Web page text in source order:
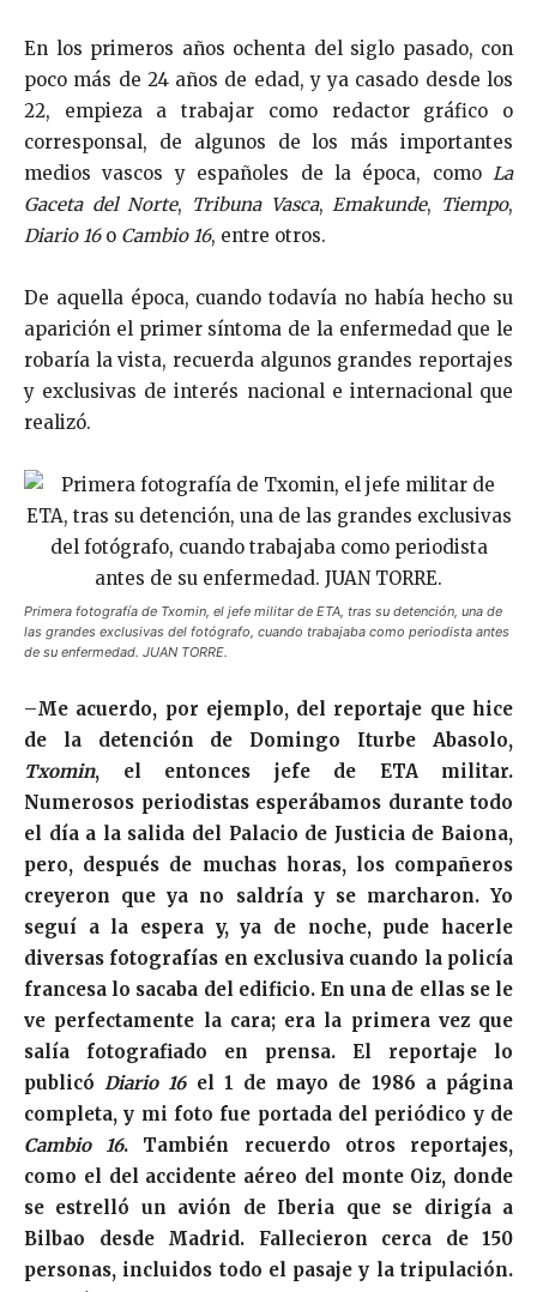
En los primeros años ochenta del siglo pasado, con
poco más de 24 años de edad, y ya casado desde los
22, empieza a trabajar como redactor gráfico o
corresponsal, de algunos de los más importantes
medios vascos y españoles de la época, como La
Gaceta del Norte, Tribuna Vasca,Emakunde, Tiempo,
Diario 16o Cambio 16, entre otros.
De aquella época, cuando todavía no había hecho su
aparición el primer síntoma de la enfermedad que le
robaría la vista, recuerda algunos grandes reportajes
y exclusivas de interés nacional e internacional que
realizó.
Primera fotografía de Txomin, el jefe militar de ETA, tras su detención, una de
las grandes exclusivas del fotógrafo, cuando trabajaba como periodista antes
de su enfermedad. JUAN TORRE.
–Me acuerdo, por ejemplo, del reportaje que hice
de la detención de Domingo Iturbe Abasolo,
Txomin, el entonces jefe de ETA militar.
Numerosos periodistas esperábamos durante todo
el día a la salida del Palacio de Justicia de Baiona,
pero, después de muchas horas, los compañeros
creyeron que ya no saldría y se marcharon. Yo
seguí a la espera y, ya de noche, pude hacerle
diversas fotografías en exclusiva cuando la policía
francesa lo sacaba del edificio. En una de ellas se le
ve perfectamente la cara; era la primera vez que
salía fotografiado en prensa. El reportaje lo
publicóDiario 16el 1 de mayo de 1986 a página
completa, y mi foto fue portada del periódico y de
Cambio 16. También recuerdo otros reportajes,
como el del accidente aéreo del monte Oiz, donde
se estrelló un avión de Iberia que se dirigía a
Bilbao desde Madrid. Fallecieron cerca de 150
personas, incluidos todo el pasaje y la tripulación.